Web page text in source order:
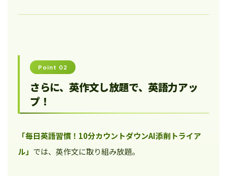
Point 02
さらに、英作文し放題で、英語力アッ
プ！
「毎日英語習慣！10分カウントダウンAI添削トライア
ル」 では、英作文に取り組み放題。